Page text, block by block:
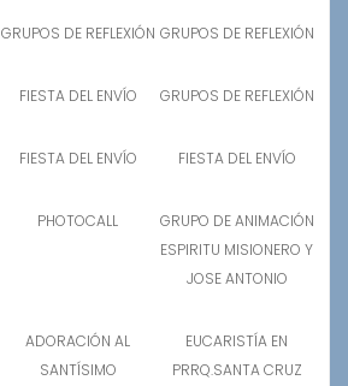
GRUPOS DE REFLEXIÓN GRUPOS DE REFLEXIÓN
FIESTA DEL ENVÍO GRUPOS DE REFLEXIÓN
FIESTA DEL ENVÍO FIESTA DEL ENVÍO
PHOTOCALL
GRUPO DE ANIMACIÓN
ESPIRITU MISIONERO Y
JOSE ANTONIO
ADORACIÓN AL
SANTÍSIMO
EUCARISTÍA EN
PRRQ.SANTA CRUZ